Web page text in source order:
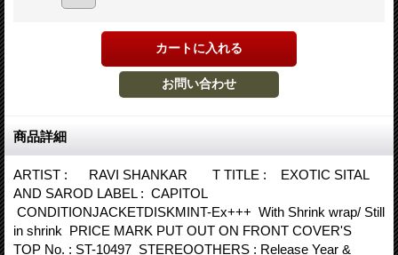
商品詳細
ARTIST : RAVI SHANKAR T TITLE : EXOTIC SITAL
AND SAROD LABEL : CAPITOL
CONDITIONJACKETDISKMINT-Ex+++ With Shrink wrap/ Still
in shrink PRICE MARK PUT OUT ON FRONT COVER'S
TOP No. : ST-10497 STEREOOTHERS : Release Year &